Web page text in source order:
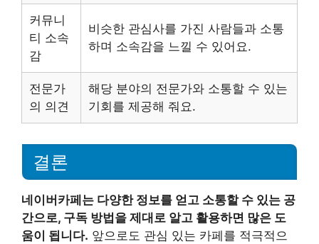
커뮤니
티 소속
감
비슷한 관심사를 가진 사람들과 소통
하며 소속감을 느낄 수 있어요.
전문가
의 의견
해당 분야의 전문가와 소통할 수 있는
기회를 제공해 줘요.
결론
네이버카페는 다양한 정보를 얻고 소통할 수 있는 공
간으로, 구독 방법을 제대로 알고 활용하면 많은 도
움이 됩니다. 앞으로도 관심 있는 카페를 적극적으